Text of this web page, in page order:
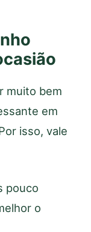
muito bem
em
isso, vale
pouco
o